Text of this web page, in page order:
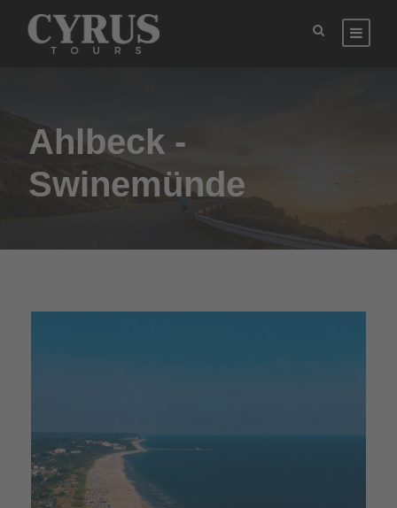
Ahlbeck -
Swinemünde